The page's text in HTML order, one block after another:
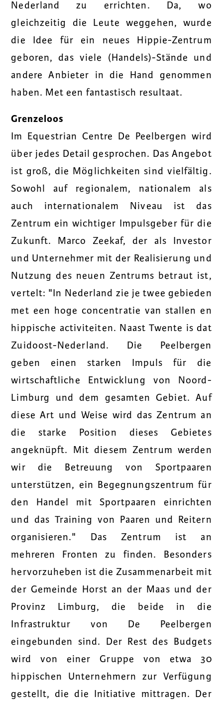
Nederland zu errichten. Da, wo
gleichzeitig die Leute weggehen, wurde
die Idee für ein neues Hippie-Zentrum
geboren, das viele (Handels)-Stände und
andere Anbieter in die Hand genommen
haben. Met een fantastisch resultaat.
Grenzeloos
Im Equestrian Centre De Peelbergen wird
über jedes Detail gesprochen. Das Angebot
ist groß, die Möglichkeiten sind vielfältig.
Sowohl auf regionalem, nationalem als
auch internationalem Niveau ist das
Zentrum ein wichtiger Impulsgeber für die
Zukunft. Marco Zeekaf, der als Investor
und Unternehmer mit der Realisierung und
Nutzung des neuen Zentrums betraut ist,
vertelt: "In Nederland zie je twee gebieden
met een hoge concentratie van stallen en
hippische activiteiten. Naast Twente is dat
Zuidoost-Nederland. Die Peelbergen
geben einen starken Impuls für die
wirtschaftliche Entwicklung von Noord-
Limburg und dem gesamten Gebiet. Auf
diese Art und Weise wird das Zentrum an
die starke Position dieses Gebietes
angeknüpft. Mit diesem Zentrum werden
wir die Betreuung von Sportpaaren
unterstützen, ein Begegnungszentrum für
den Handel mit Sportpaaren einrichten
und das Training von Paaren und Reitern
organisieren." Das Zentrum ist an
mehreren Fronten zu finden. Besonders
hervorzuheben ist die Zusammenarbeit mit
der Gemeinde Horst an der Maas und der
Provinz Limburg, die beide in die
Infrastruktur von De Peelbergen
eingebunden sind. Der Rest des Budgets
wird von einer Gruppe von etwa 30
hippischen Unternehmern zur Verfügung
gestellt, die die Initiative mittragen. Der